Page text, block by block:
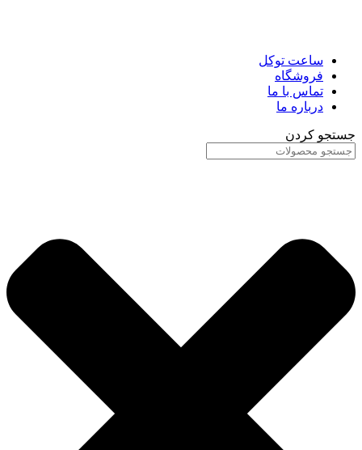
ساعت توکل
فروشگاه
تماس با ما
درباره ما
جستجو کردن